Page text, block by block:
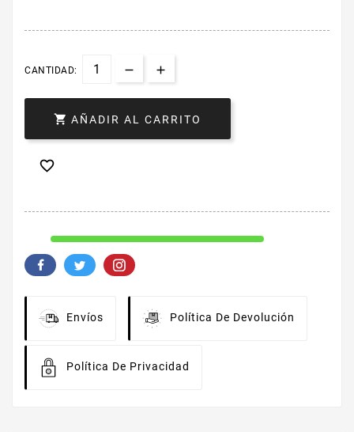
CANTIDAD:
 AÑADIR AL CARRITO

Envíos Política De Devolución
Política De Privacidad